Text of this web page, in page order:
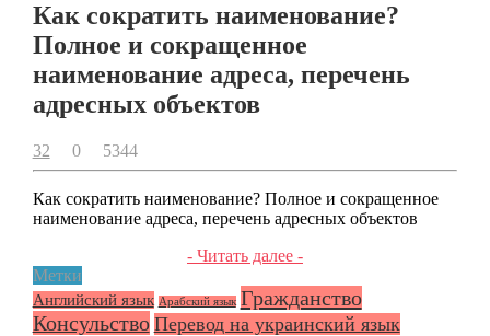
Как сократить наименование?
Полное и сокращенное
наименование адреса, перечень
адресных объектов
32 0 5344
Как сократить наименование? Полное и сокращенное
наименование адреса, перечень адресных объектов
- Читать далее -
Метки
Английский язык Арабский язык Гражданство
Консульство Перевод на украинский язык